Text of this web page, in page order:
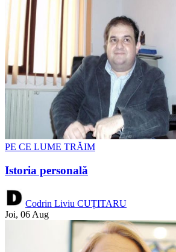
PE CE LUME TRĂIM
Istoria personală
Codrin Liviu CUȚITARU
Joi, 06 Aug